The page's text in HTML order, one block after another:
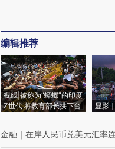
编辑推荐
视线|被称为“蟑螂”的印度
Z世代 将教育部长拱下台
显影
金融 ｜ 在岸人民币兑美元汇率